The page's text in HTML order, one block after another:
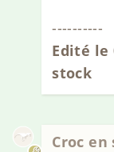
----------
Edité le
stock
Croc en